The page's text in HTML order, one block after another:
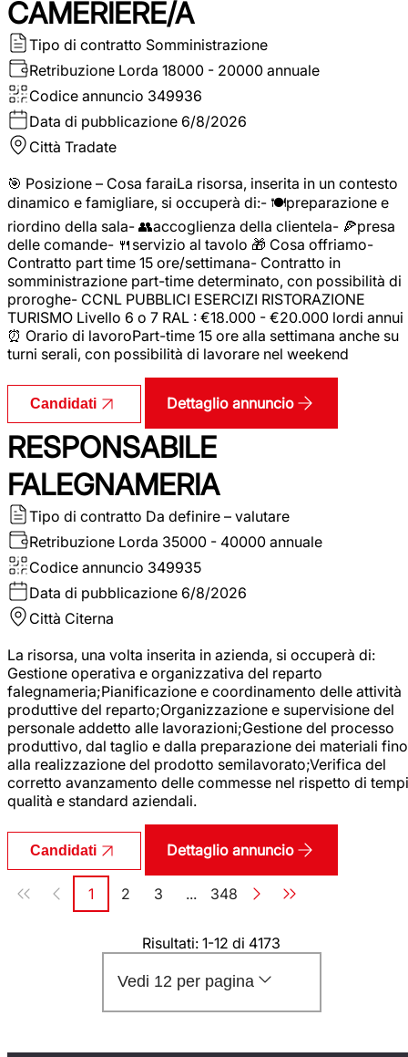
CAMERIERE/A
Tipo di contratto Somministrazione
Retribuzione Lorda 18000 - 20000 annuale
Codice annuncio 349936
Data di pubblicazione 6/8/2026
Città Tradate
🎯 Posizione – Cosa faraiLa risorsa, inserita in un contesto
dinamico e famigliare, si occuperà di:- 🍽️preparazione e
riordino della sala- 👥accoglienza della clientela- 🍕presa
delle comande- 🍴servizio al tavolo 🎁 Cosa offriamo-
Contratto part time 15 ore/settimana- Contratto in
somministrazione part-time determinato, con possibilità di
proroghe- CCNL PUBBLICI ESERCIZI RISTORAZIONE
TURISMO Livello 6 o 7 RAL : €18.000 - €20.000 lordi annui
⏰ Orario di lavoroPart-time 15 ore alla settimana anche su
turni serali, con possibilità di lavorare nel weekend
Candidati Dettaglio annuncio
RESPONSABILE
FALEGNAMERIA
Tipo di contratto Da definire – valutare
Retribuzione Lorda 35000 - 40000 annuale
Codice annuncio 349935
Data di pubblicazione 6/8/2026
Città Citerna
La risorsa, una volta inserita in azienda, si occuperà di:
Gestione operativa e organizzativa del reparto
falegnameria;Pianificazione e coordinamento delle attività
produttive del reparto;Organizzazione e supervisione del
personale addetto alle lavorazioni;Gestione del processo
produttivo, dal taglio e dalla preparazione dei materiali fino
alla realizzazione del prodotto semilavorato;Verifica del
corretto avanzamento delle commesse nel rispetto di
qualità e standard aziendali.
Candidati Dettaglio annuncio
Paginazione
Pagina
1 Pagina
2 Pagina
3 ... Pagina
348
Risultati: 1-12 di 4173
Vedi 12 per pagina